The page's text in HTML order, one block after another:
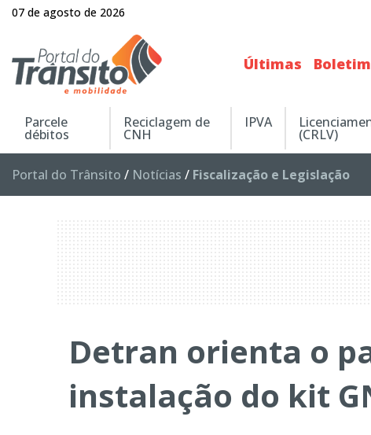
07 de agosto de 2026
Últimas Boletim
Parcele
débitos
Reciclagem de
CNH
IPVA
(CRLV)
Portal do Trânsito / Notícias / Fiscalização e Legislação
Detran orienta o
instalação do kit